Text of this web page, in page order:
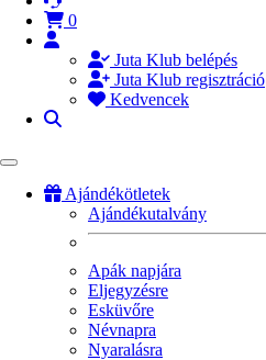
0
Juta Klub belépés
Juta Klub regisztráció
Kedvencek
Ajándékötletek
Ajándékutalvány
Apák napjára
Eljegyzésre
Esküvőre
Névnapra
Nyaralásra